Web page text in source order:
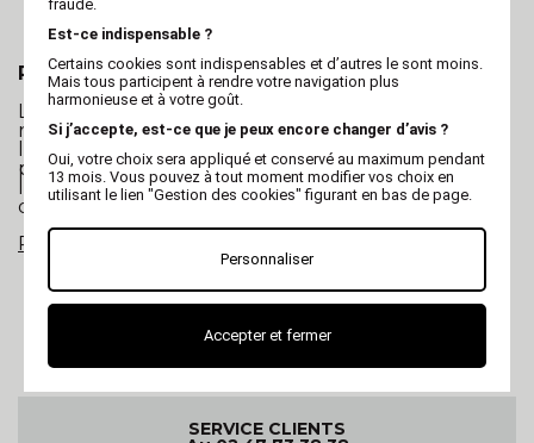
Compatibilité des têtes de coupe
techniques et habitudes du toiletteur.
Pour quels animaux ?
Les tondeuses de finition conviennent à toutes les
races de chiens et aux chats. Elles sont idéales pour
les retouches autour des yeux, du museau, des
pattes ou des oreilles, ainsi que pour les chiots ou
les animaux anxieux grâce à leur grande douceur
d’utilisation.
Retrouvez toutes les tondeuses de toilettage
SERVICE CLIENTS
fraude.
Est-ce indispensable ?
Certains cookies sont indispensables et d’autres le sont moins.
Mais tous participent à rendre votre navigation plus
harmonieuse et à votre goût.
Si j’accepte, est-ce que je peux encore changer d’avis ?
Oui, votre choix sera appliqué et conservé au maximum pendant
13 mois. Vous pouvez à tout moment modifier vos choix en
utilisant le lien "Gestion des cookies" figurant en bas de page.
Personnaliser
Accepter et fermer